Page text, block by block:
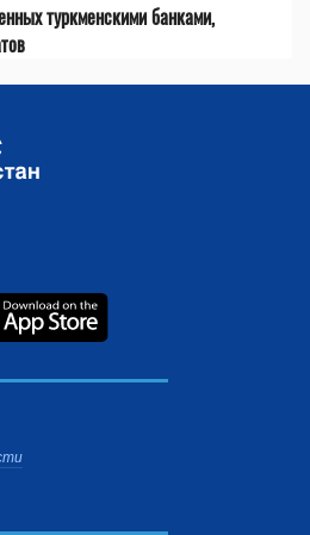
туркменскими банками,